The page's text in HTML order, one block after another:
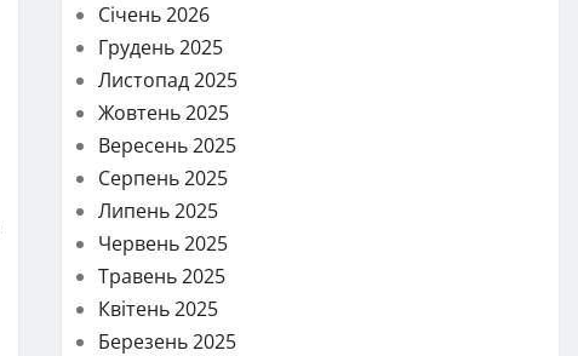
Січень 2026
Грудень 2025
Листопад 2025
Жовтень 2025
Вересень 2025
Серпень 2025
Липень 2025
Червень 2025
Травень 2025
Квітень 2025
Березень 2025